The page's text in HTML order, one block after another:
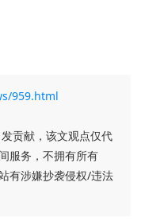
959.html
贡献，该文观点仅代
服务，不拥有所有
有涉嫌抄袭侵权/违法